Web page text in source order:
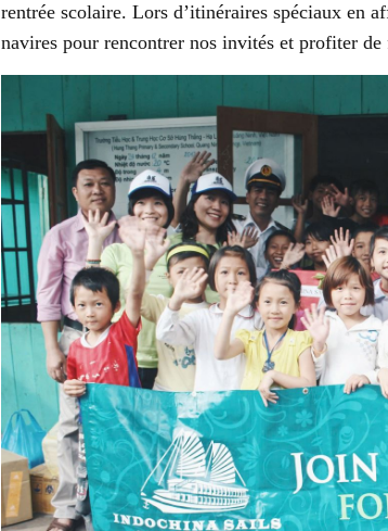
rentrée scolaire. Lors d’itinéraires spéciaux en
navires pour rencontrer nos invités et profiter